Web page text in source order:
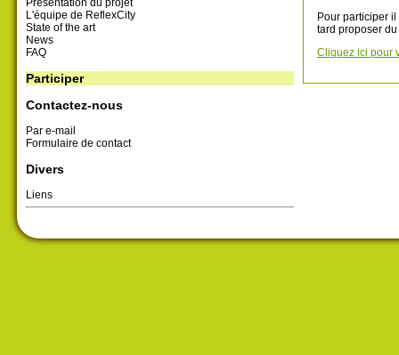
Présentation du projet
L'équipe de ReflexCity
State of the art
News
FAQ
Participer
Contactez-nous
Par e-mail
Formulaire de contact
Divers
Liens
Pour participer
tard proposer
Cliquez ici pour